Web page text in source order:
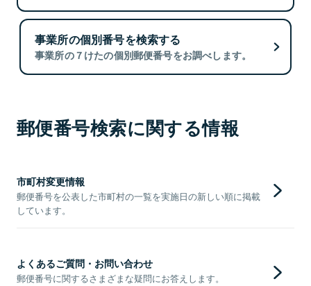
事業所の個別番号を検索する
事業所の７けたの個別郵便番号をお調べします。
郵便番号検索に関する情報
市町村変更情報
郵便番号を公表した市町村の一覧を実施日の新しい順に掲載
しています。
よくあるご質問・お問い合わせ
郵便番号に関するさまざまな疑問にお答えします。